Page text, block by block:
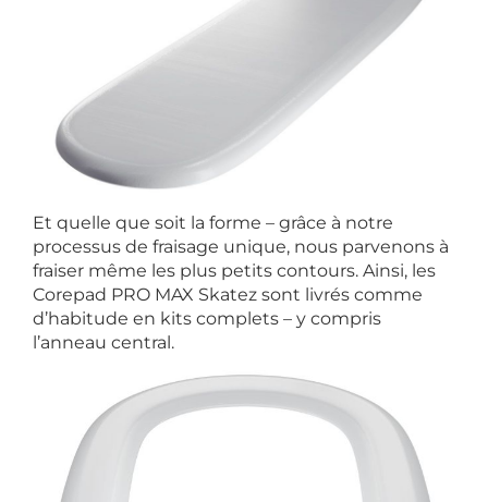
Et quelle que soit la forme – grâce à notre
processus de fraisage unique, nous parvenons à
fraiser même les plus petits contours. Ainsi, les
Corepad PRO MAX Skatez sont livrés comme
d’habitude en kits complets – y compris
l’anneau central.